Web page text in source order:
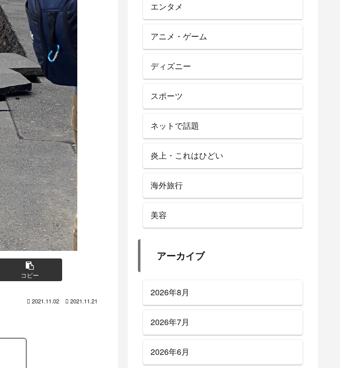
コピー
2021.11.02 2021.11.21
エンタメ
アニメ・ゲーム
ディズニー
スポーツ
ネットで話題
炎上・これはひどい
海外旅行
美容
アーカイブ
2026年8月
2026年7月
2026年6月